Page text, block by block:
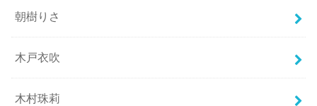
朝樹りさ
木戸衣吹
木村珠莉